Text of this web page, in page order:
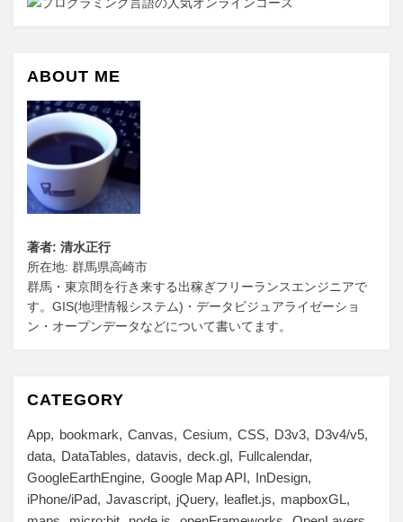
ABOUT ME
著者: 清水正行
所在地: 群馬県高崎市
群馬・東京間を行き来する出稼ぎフリーランスエンジニアで
す。GIS(地理情報システム)・データビジュアライゼーショ
ン・オープンデータなどについて書いてます。
CATEGORY
App bookmark Canvas Cesium CSS D3v3
D3v4/v5
data
DataTables datavis deck.gl
Fullcalendar
GoogleEarthEngine Google Map API
InDesign
iPhone/iPad Javascript jQuery leaflet.js
mapboxGL